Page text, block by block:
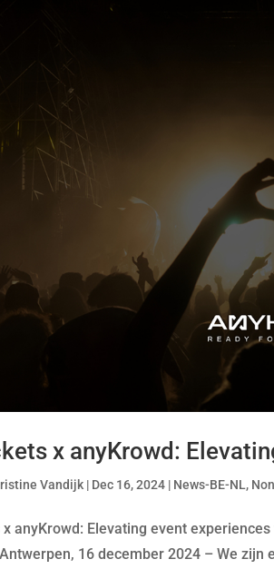
x anyKrowd:
Vandijk | Dec 16, 2024 | News-BE-NL,
x anyKrowd: Elevating event
16 december 2024 – We